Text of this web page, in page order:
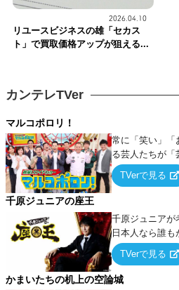
2026.04.10
リユースビジネスの雄「セカス
ト」で買取価格アップが狙える...
カンテレTVer
マルコポロリ！
常に「笑い」「
る芸人たちが「
出でて、新たな
TVerで見る
千原ジュニアの座王
千原ジュニアが
日本人なら誰も
ーム』をベース
ケ・歌…など様
タを競い合う！
TVerで見る
かまいたちの机上の空論城